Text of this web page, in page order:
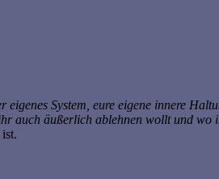
System, eure eigene innere
auch äußerlich ablehnen wollt und